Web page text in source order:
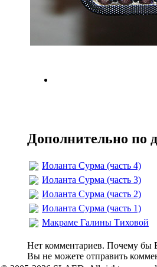
Дополнительно по
Иоланта Сурма (часть 4)
Иоланта Сурма (часть 3)
Иоланта Сурма (часть 2)
Иоланта Сурма (часть 1)
Макраме Галины Тиховой
Нет комментариев. Почему бы
Вы не можете отправить